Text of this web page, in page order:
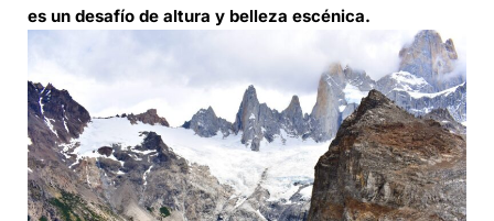
es un desafío de altura y belleza escénica.